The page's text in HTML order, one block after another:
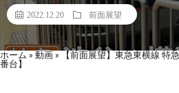
2022.12.20 前面展望
ホーム » 動画 » 【前面展望】東急東横線
番台】